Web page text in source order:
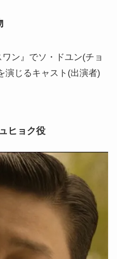
ン』でソ・ドユン(チョ
演じるキャスト(出演者)
ヒョク役